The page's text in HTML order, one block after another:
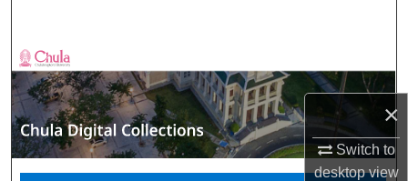
×
Switch to
desktopview
Browse Collections
My Account
About